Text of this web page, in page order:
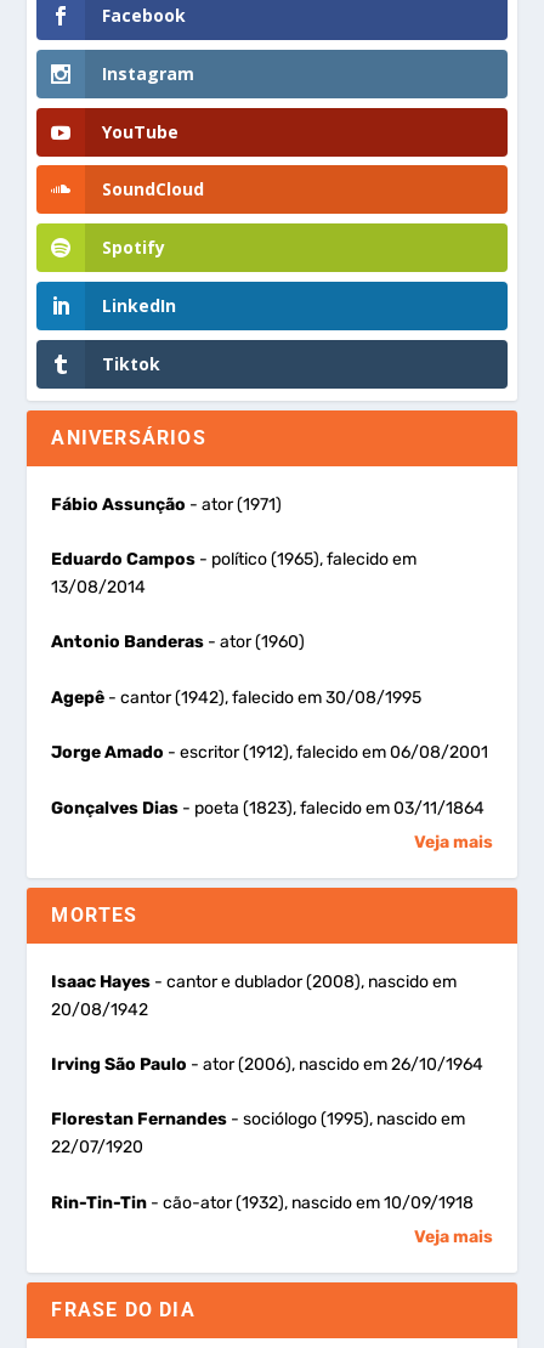
Facebook
Instagram
YouTube
SoundCloud
Spotify
LinkedIn
Tiktok
ANIVERSÁRIOS
Fábio Assunção - ator (1971)
Eduardo Campos - político (1965), falecido em
13/08/2014
Antonio Banderas - ator (1960)
Agepê - cantor (1942), falecido em 30/08/1995
Jorge Amado - escritor (1912), falecido em 06/08/2001
Gonçalves Dias - poeta (1823), falecido em 03/11/1864
Veja mais
MORTES
Isaac Hayes - cantor e dublador (2008), nascido em
20/08/1942
Irving São Paulo - ator (2006), nascido em 26/10/1964
Florestan Fernandes - sociólogo (1995), nascido em
22/07/1920
Rin-Tin-Tin - cão-ator (1932), nascido em 10/09/1918
Veja mais
FRASE DO DIA